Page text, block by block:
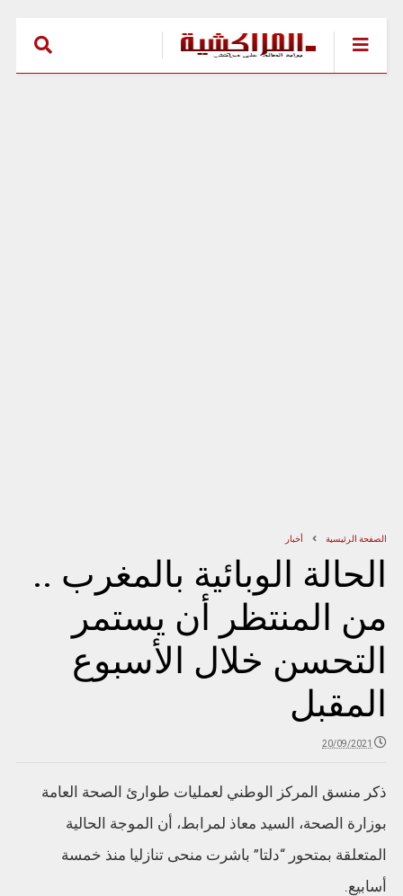
الصفحة الرئيسية أخبار
الحالة الوبائية بالمغرب ..
من المنتظر أن يستمر
التحسن خلال الأسبوع
المقبل
20/09/2021
ذكر منسق المركز الوطني لعمليات طوارئ الصحة العامة
بوزارة الصحة، السيد معاذ لمرابط، أن الموجة الحالية
المتعلقة بمتحور “دلتا” باشرت منحى تنازليا منذ خمسة
أسابيع.